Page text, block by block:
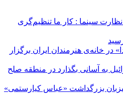
سینما : کار ما تنظیم‌گری
در خانه‌ی هنرمندان ایران برگزار
به آسانی بگذارد در منطقه صلح
بزرگداشت «عباس کیارستمی»